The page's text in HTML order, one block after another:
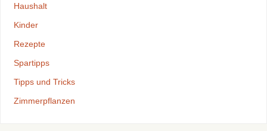
Haushalt
Kinder
Rezepte
Spartipps
Tipps und Tricks
Zimmerpflanzen